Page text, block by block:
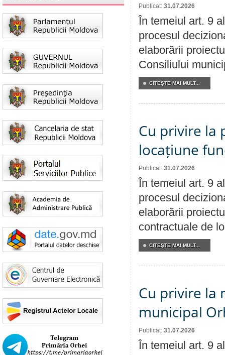
Publicat: 31.07.2026
În temeiul art. 9
procesul
elaborării
Consiliului
CITEŞTE MAI MULT...
Cu privire la
locațiune
Publicat: 31.07.2026
În temeiul art. 9
procesul
elaborării
contractuale de
CITEŞTE MAI MULT...
Cu privire la
municipal
Publicat: 31.07.2026
În temeiul art. 9